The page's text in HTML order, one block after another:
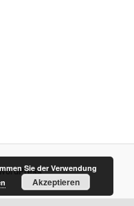
Sie der Verwendung
Akzeptieren